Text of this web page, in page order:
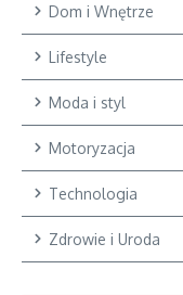
Dom i Wnętrze
Lifestyle
Moda i styl
Motoryzacja
Technologia
Zdrowie i Uroda